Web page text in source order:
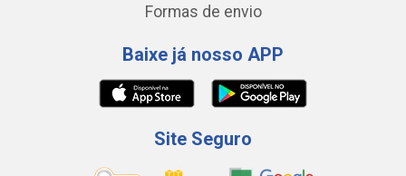
Formas de envio
Baixe já nosso APP
Site Seguro